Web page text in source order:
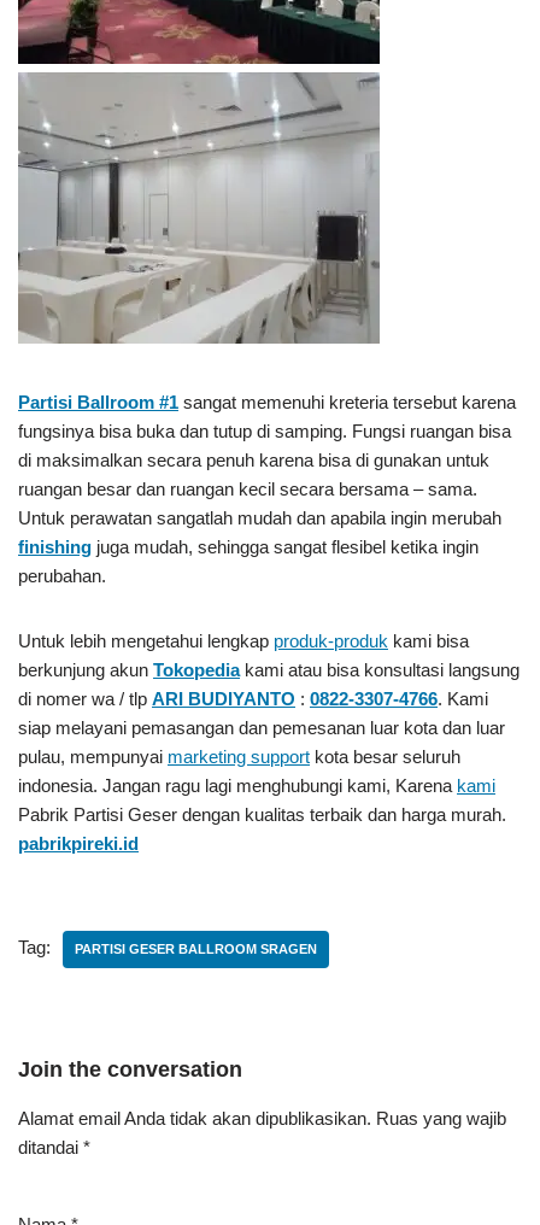
Partisi Ballroom #1 sangat memenuhi kreteria tersebut karena
fungsinya bisa buka dan tutup di samping. Fungsi ruangan bisa
di maksimalkan secara penuh karena bisa di gunakan untuk
ruangan besar dan ruangan kecil secara bersama – sama.
Untuk perawatan sangatlah mudah dan apabila ingin merubah
finishing juga mudah, sehingga sangat flesibel ketika ingin
perubahan.
Untuk lebih mengetahui lengkap produk-produk kami bisa
berkunjung akun Tokopediakami atau bisa konsultasi langsung
di nomer wa / tlp ARI BUDIYANTO : 0822-3307-4766. Kami
siap melayani pemasangan dan pemesanan luar kota dan luar
pulau, mempunyai marketing support kota besar seluruh
indonesia. Jangan ragu lagi menghubungi kami, Karena kami
Pabrik Partisi Geser dengan kualitas terbaik dan harga murah.
pabrikpireki.id
Tag: PARTISI GESER BALLROOM SRAGEN
Join the conversation
Alamat email Anda tidak akan dipublikasikan. Ruas yang wajib
ditandai *